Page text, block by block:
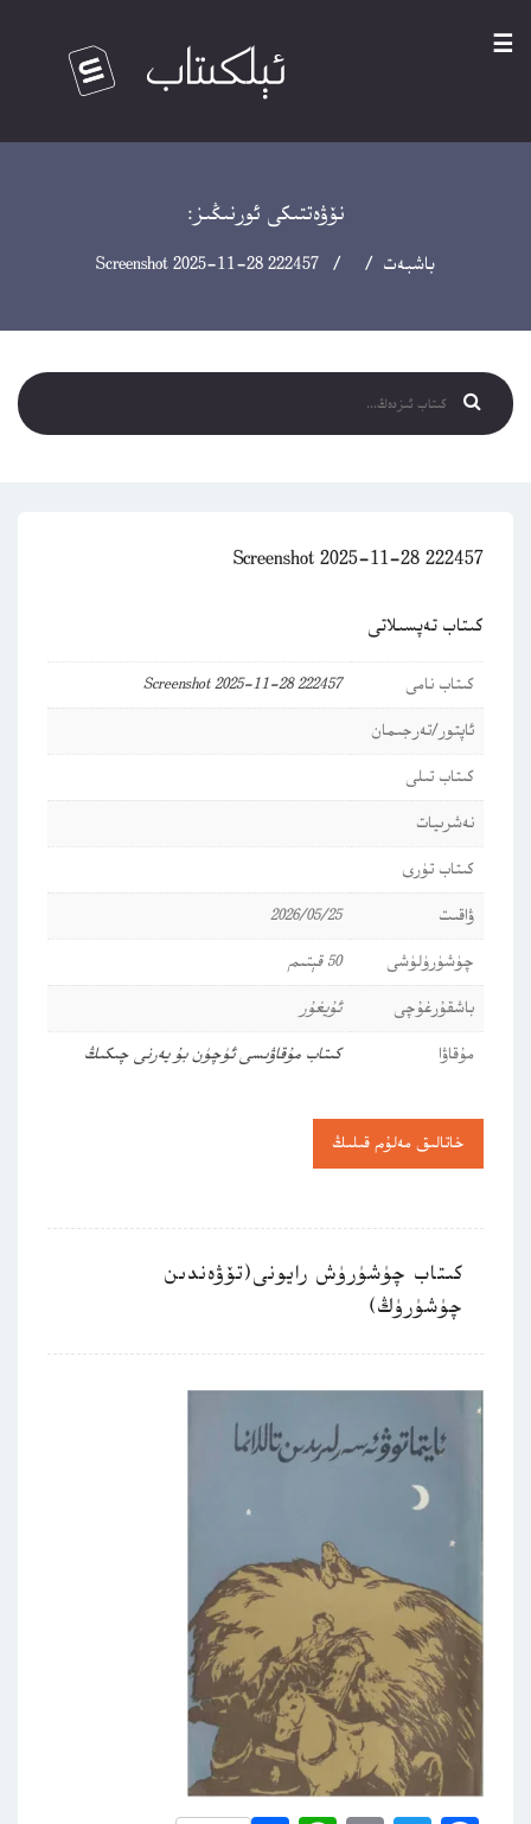
☰
نۆۋەتتىكى ئورنىڭىز:
باشبەت / / Screenshot 2025-11-28 222457
Screenshot 2025-11-28 222457
كىتاب تەپسىلاتى
كىتاب نامى
Screenshot 2025-11-28 222457
ئاپتور/تەرجىمان
كىتاب تىلى
نەشرىيات
كىتاب تۈرى
ۋاقىت
2026/05/25
چۈشۈرۈلۈشى
50 قېتىم
باشقۇرغۇچى
ئۇيغۇر
مۇقاۋا
كىتاب مۇقاۋىسى ئۈچۈن بۇ يەرنى چىكىڭ
خاتالىق مەلۇم قىلىڭ
كىتاب چۈشۈرۈش رايونى(تۆۋەندىن
چۈشۈرۈڭ)